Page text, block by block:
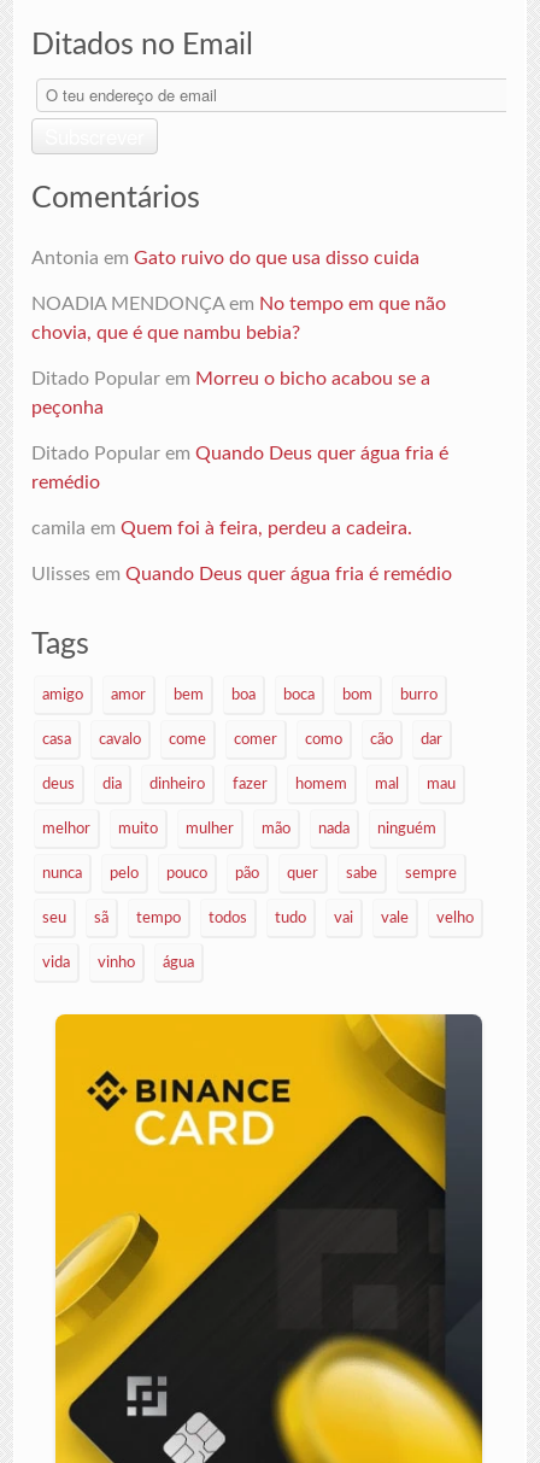
Ditados no Email
O
teu
de
email
Comentários
Antonia emGato ruivo do que usa disso cuida
NOADIA MENDONÇAem No tempo em que não
chovia, que é que nambu bebia?
Ditado Popular em Morreu o bicho acabou se a
peçonha
Ditado Popular emQuando Deus quer água fria é
remédio
camila emQuem foi à feira, perdeu a cadeira.
Ulisses emQuando Deus quer água fria é remédio
Tags
amigo amor bem boa boca bom burro
casa cavalo come comer como cão dar
deus dia dinheiro fazer homem mal mau
melhor muito mulher mão nada ninguém
nunca pelo pouco pão quer sabe sempre
seu sã tempo todos tudo vai vale velho
vida vinho água